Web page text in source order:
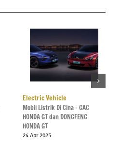
Electric Vehicle
Mobil Listrik Di Cina – GAC
HONDA GT dan DONGFENG
HONDA GT
24 Apr 2025